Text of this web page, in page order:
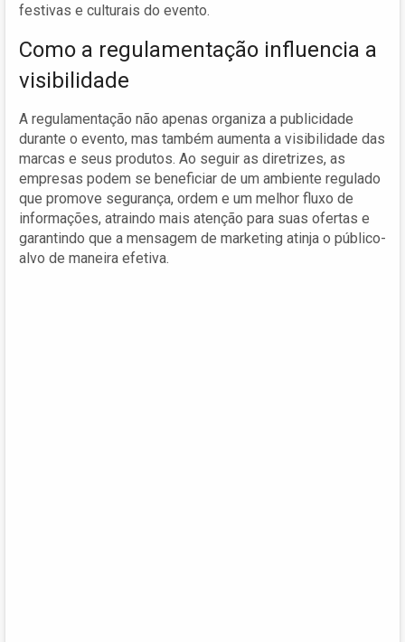
festivas e culturais do evento.
Como a regulamentação influencia a
visibilidade
A regulamentação não apenas organiza a publicidade
durante o evento, mas também aumenta a visibilidade das
marcas e seus produtos. Ao seguir as diretrizes, as
empresas podem se beneficiar de um ambiente regulado
que promove segurança, ordem e um melhor fluxo de
informações, atraindo mais atenção para suas ofertas e
garantindo que a mensagem de marketing atinja o público-
alvo de maneira efetiva.